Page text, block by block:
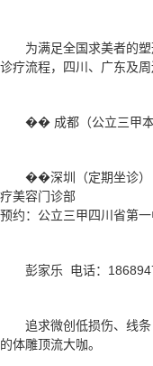
为满足全国求美者的
诊疗流程，四川、广东及
�� 成都（公立三甲本
��深圳（定期坐诊）
疗美容门诊部
预约：公立三甲四川省第
彭家乐 电话：
追求微创低损伤、线
的体雕顶流大咖。